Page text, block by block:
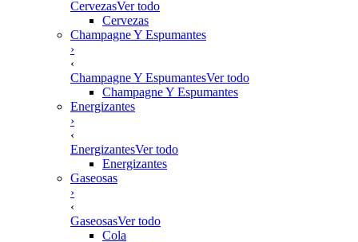
CervezasVer todo
Cervezas
Champagne Y Espumantes
›
‹
Champagne Y EspumantesVer todo
Champagne Y Espumantes
Energizantes
›
‹
EnergizantesVer todo
Energizantes
Gaseosas
›
‹
GaseosasVer todo
Cola